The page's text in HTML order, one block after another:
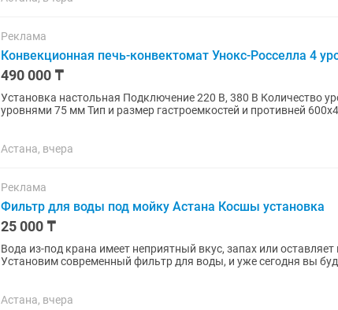
Реклама
Конвекционная печь-конвектомат Унокс-Росселла 4
490 000 ₸
Установка настольная Подключение 220 В, 380 В Количество уровней 4 Расстояние между
уровнями 75 мм Тип и размер гастроемкостей и противней 600х400 MM Управление
Астана, вчера
Реклама
Фильтр для воды под мойку Астана Косшы установка
25 000 ₸
Вода из-под крана имеет неприятный вкус, запах или оставляет накипь?
Установим современный фильтр для воды, и уже сегодня вы
Астана, вчера